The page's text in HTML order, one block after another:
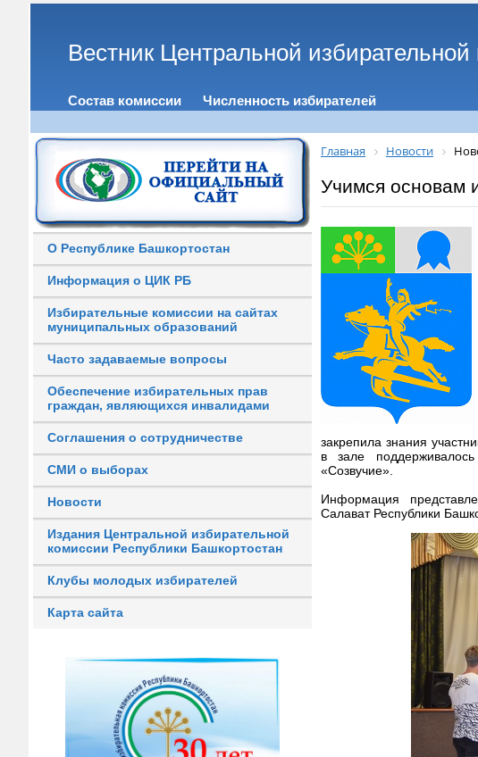
Вестник Центральной
Состав комиссии Численность избирателей
О Республике Башкортостан
Информация о ЦИК РБ
Избирательные комиссии на сайтах
муниципальных образований
Часто задаваемые вопросы
Обеспечение избирательных прав
граждан, являющихся инвалидами
Соглашения о сотрудничестве
СМИ о выборах
Новости
Издания Центральной избирательной
комиссии Республики Башкортостан
Клубы молодых избирателей
Карта сайта
Главная Новости
Учимся основам
закрепила знания
в зале
«Созвучие».
Информация
Салават Республики